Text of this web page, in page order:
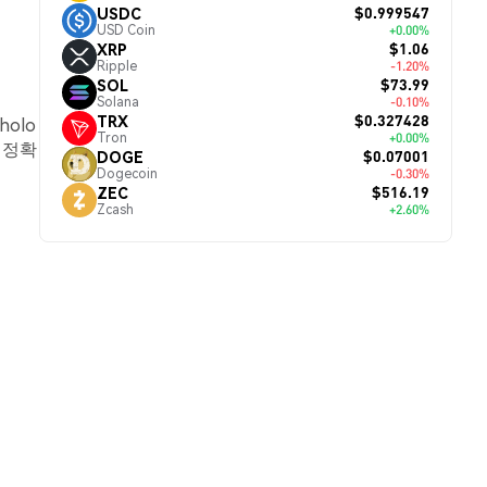
확
USDC
USD Coin
$0.999547
+0.00%
XRP
Ripple
$1.06
-1.20%
SOL
Solana
$73.99
-0.10%
TRX
Tron
$0.327428
+0.00%
DOGE
Dogecoin
$0.07001
-0.30%
ZEC
Zcash
$516.19
+2.60%